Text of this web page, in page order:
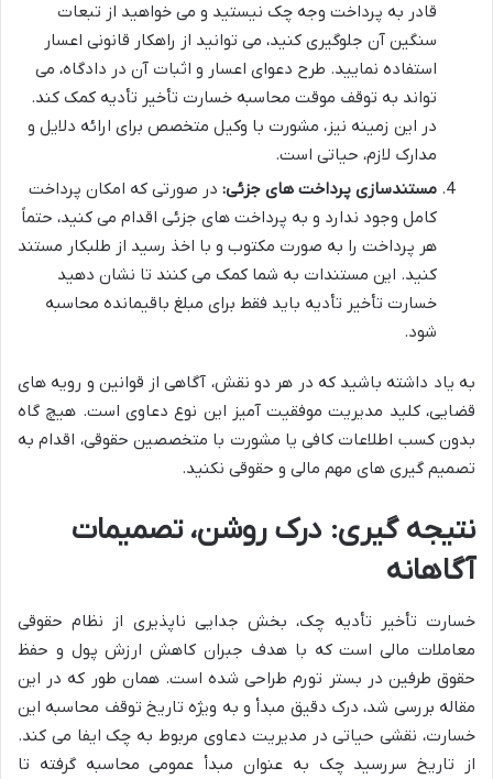
قادر به پرداخت وجه چک نیستید و می خواهید از تبعات
سنگین آن جلوگیری کنید، می توانید از راهکار قانونی اعسار
استفاده نمایید. طرح دعوای اعسار و اثبات آن در دادگاه، می
تواند به توقف موقت محاسبه خسارت تأخیر تأدیه کمک کند.
در این زمینه نیز، مشورت با وکیل متخصص برای ارائه دلایل و
مدارک لازم، حیاتی است.
مستندسازی پرداخت های جزئی: در صورتی که امکان پرداخت
کامل وجود ندارد و به پرداخت های جزئی اقدام می کنید، حتماً
هر پرداخت را به صورت مکتوب و با اخذ رسید از طلبکار مستند
کنید. این مستندات به شما کمک می کنند تا نشان دهید
خسارت تأخیر تأدیه باید فقط برای مبلغ باقیمانده محاسبه
شود.
به یاد داشته باشید که در هر دو نقش، آگاهی از قوانین و رویه های
قضایی، کلید مدیریت موفقیت آمیز این نوع دعاوی است. هیچ گاه
بدون کسب اطلاعات کافی یا مشورت با متخصصین حقوقی، اقدام به
تصمیم گیری های مهم مالی و حقوقی نکنید.
نتیجه گیری: درک روشن، تصمیمات
آگاهانه
خسارت تأخیر تأدیه چک، بخش جدایی ناپذیری از نظام حقوقی
معاملات مالی است که با هدف جبران کاهش ارزش پول و حفظ
حقوق طرفین در بستر تورم طراحی شده است. همان طور که در این
مقاله بررسی شد، درک دقیق مبدأ و به ویژه تاریخ توقف محاسبه این
خسارت، نقشی حیاتی در مدیریت دعاوی مربوط به چک ایفا می کند.
از تاریخ سررسید چک به عنوان مبدأ عمومی محاسبه گرفته تا